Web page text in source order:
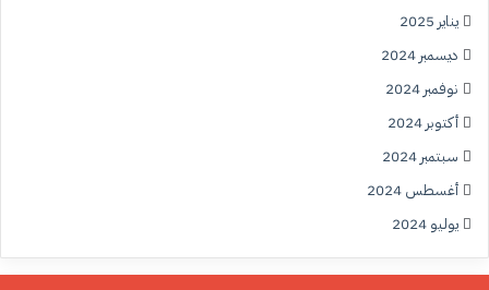
يناير 2025
ديسمبر 2024
نوفمبر 2024
أكتوبر 2024
سبتمبر 2024
أغسطس 2024
يوليو 2024